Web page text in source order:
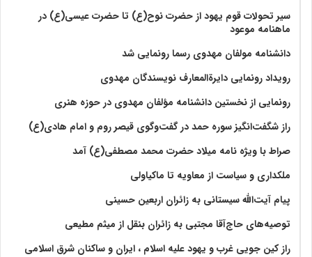
سیر تحولات قوم یهود از حضرت نوح(ع) تا حضرت عیسی(ع) در
ماهنامه موعود
دانشنامه مولفان مهدوی رسما رونمایی شد
رویداد رونمایی دایرةالمعارف نویسندگان مهدوی
رونمایی از نخستین دانشنامه مؤلفان مهدوی در حوزه هنری
راز شگفت‌انگیز سوره حمد در گفت‌وگوی قیصر روم و امام هادی(ع)
صراط با ویژه نامه میلاد حضرت محمد مصطفی(ع) آمد
ملکداری و سیاست از معاویه تا ماکیاولی
پیام آیت‌الله سیستانی به زائران اربعین حسینی
توصیه‌های حاج‌آقا مجتبی به زائران بنقل از میثم مطیعی
راز کین جویی غرب و یهود علیه اسلام ، ایران و ساکنان شرق اسلامی